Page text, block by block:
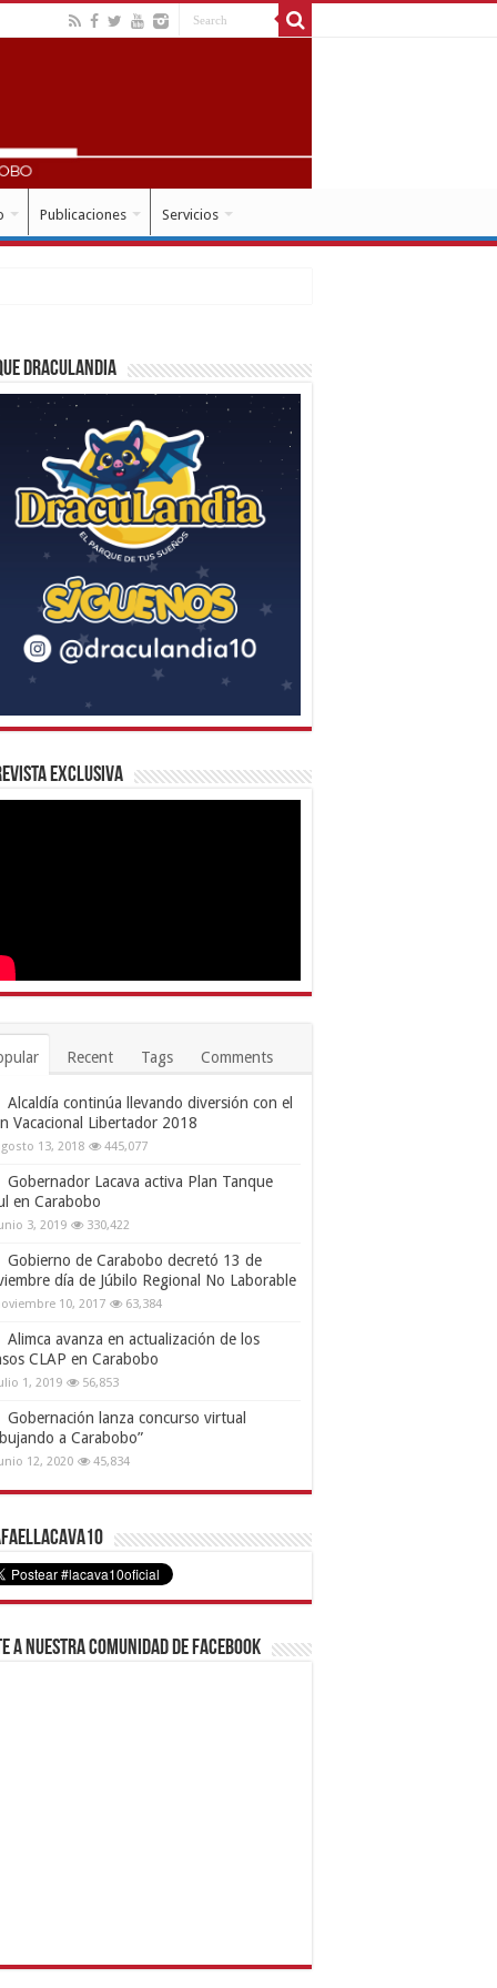
Publicaciones Servicios
Draculandia
Exclusiva
Recent Tags Comments
Alcaldía continúa llevando diversión con el
Vacacional Libertador 2018
13, 2018 445,077
Gobernador Lacava activa Plan Tanque
en Carabobo
3, 2019 330,422
Gobierno de Carabobo decretó 13 de
día de Júbilo Regional No Laborable
10, 2017 63,384
Alimca avanza en actualización de los
CLAP en Carabobo
1, 2019 56,853
Gobernación lanza concurso virtual
a Carabobo”
12, 2020 45,834
a nuestra comunidad de Facebook